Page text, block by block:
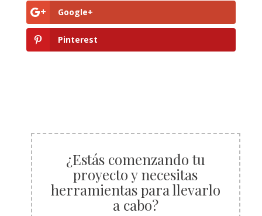
Google+
Pinterest
¿Estás comenzando tu
proyecto y necesitas
herramientas para llevarlo
a cabo?